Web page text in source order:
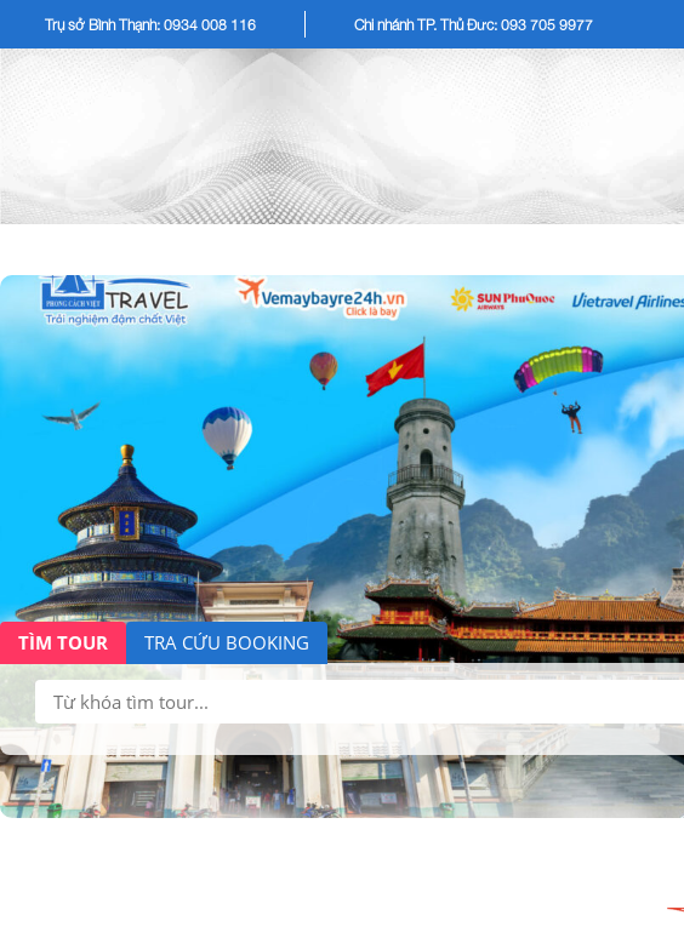
Trụ sở Bình Thạnh: 0934 008 116 Chi nhánh TP. Thủ Đức: 093 705 9977
TÌM TOUR TRA CỨU BOOKING
Tìm
kiếm: